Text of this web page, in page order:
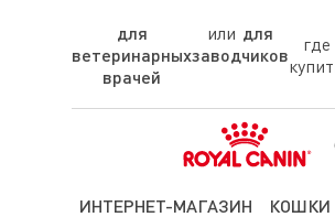
для
ветеринарных
врачей
для
заводчиков
где
ИНТЕРНЕТ-МАГАЗИН КОШКИ